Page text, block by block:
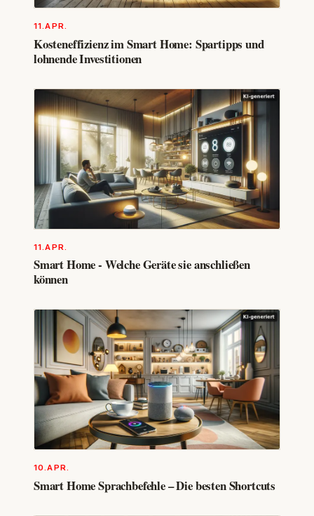
11.APR.
Kosteneffizienz im Smart Home: Spartipps und
lohnende Investitionen
11.APR.
Smart Home - Welche Geräte sie anschließen
können
10.APR.
Smart Home Sprachbefehle – Die besten Shortcuts